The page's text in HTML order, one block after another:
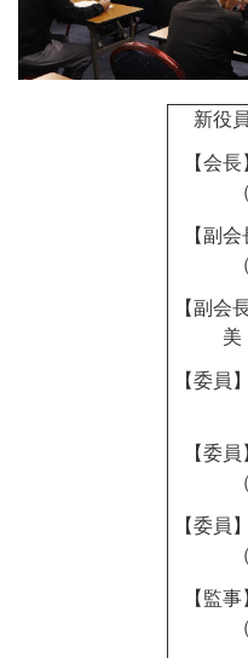
新役
【会
【副
【副会
美
【委
【委
【委員
【監